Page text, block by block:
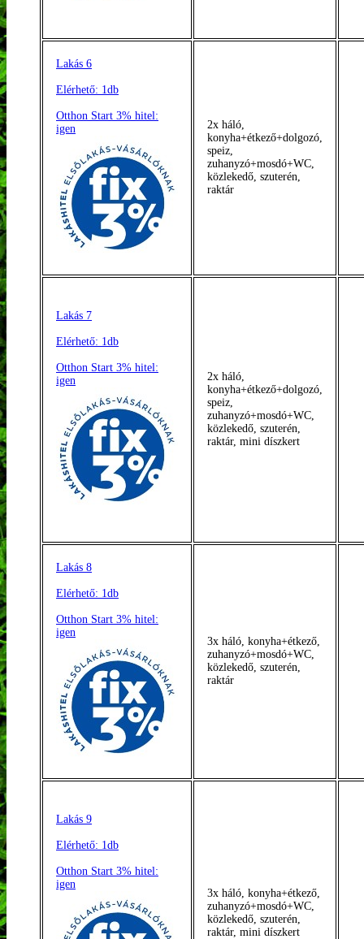
Lakás 6
Elérhető: 1db
Otthon Start 3% hitel:
igen
2x háló,
konyha+étkező+dolgozó,
speiz,
zuhanyzó+mosdó+WC,
közlekedő, szuterén,
raktár
Lakás 7
Elérhető: 1db
Otthon Start 3% hitel:
igen
2x háló,
konyha+étkező+dolgozó,
speiz,
zuhanyzó+mosdó+WC,
közlekedő, szuterén,
raktár, mini díszkert
Lakás 8
Elérhető: 1db
Otthon Start 3% hitel:
igen
3x háló, konyha+étkező,
zuhanyzó+mosdó+WC,
közlekedő, szuterén,
raktár
Lakás 9
Elérhető: 1db
Otthon Start 3% hitel:
igen
3x háló, konyha+étkező,
zuhanyzó+mosdó+WC,
közlekedő, szuterén,
raktár, mini díszkert